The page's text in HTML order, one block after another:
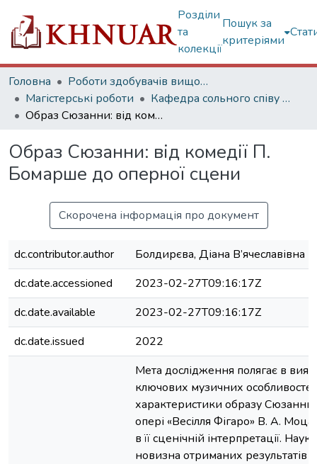
Розділи
та
колекції
Пошук за
критеріями
Головна
Роботи здобувачів вищої освіти
Магістерські роботи
Кафедра сольного співу та оперної підготовки
Образ Сюзанни: від комедії П. Бомарше до оперної сцени
Образ Сюзанни: від комедії П.
Бомарше до оперної сцени
Скорочена інформація про документ
dc.contributor.author
Болдирєва, Діана В’ячеславівна
dc.date.accessioned
2023-02-27T09:16:17Z
dc.date.available
2023-02-27T09:16:17Z
dc.date.issued
2022
Мета дослідження полягає в
ключових музичних
характеристики образу Сюзанни
опері «Весілля Фігаро» В. А.
в її сценічній інтерпретації.
новизна отриманих результатів